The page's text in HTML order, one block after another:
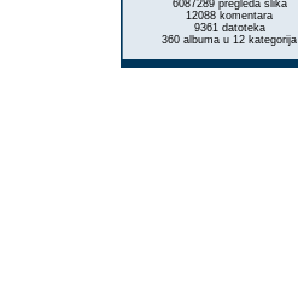
6087289 pregleda slika
12088 komentara
9361 datoteka
360 albuma u 12 kategorija